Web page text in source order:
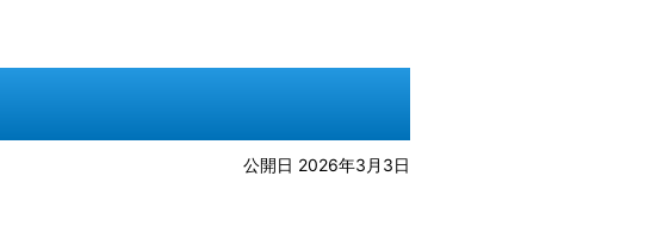
公開日 2026年3月3日